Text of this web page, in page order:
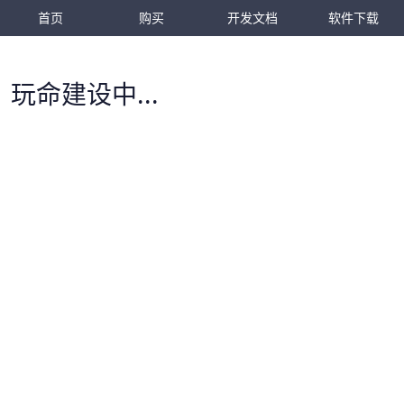
首页 购买 开发文档 软件下载
玩命建设中...